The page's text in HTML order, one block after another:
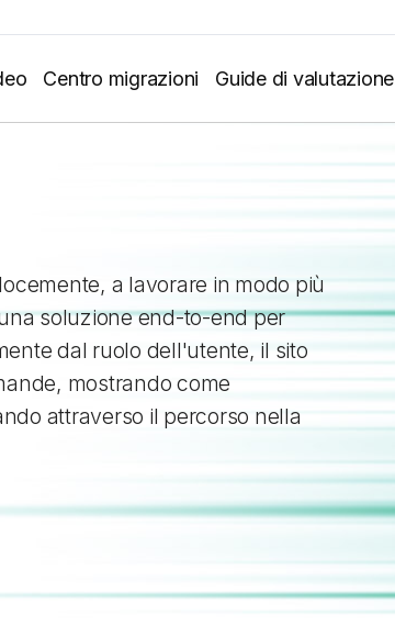
Centro migrazioni Guide di valutazione
a lavorare in modo più
soluzione end-to-end per
dal ruolo dell'utente, il sito
mostrando come
attraverso il percorso nella